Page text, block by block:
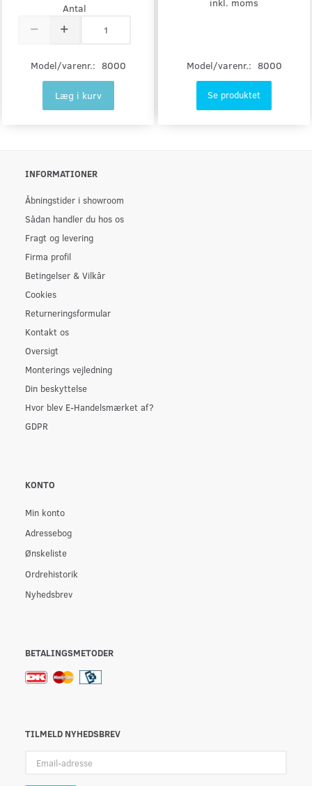
Antal
Model/varenr.: 8000
Læg i kurv
Model/varenr.: 8000
Se produktet
INFORMATIONER
Åbningstider i showroom
Sådan handler du hos os
Fragt og levering
Firma profil
Betingelser & Vilkår
Cookies
Returneringsformular
Kontakt os
Oversigt
Monterings vejledning
Din beskyttelse
Hvor blev E-Handelsmærket af?
GDPR
KONTO
Min konto
Adressebog
Ønskeliste
Ordrehistorik
Nyhedsbrev
BETALINGSMETODER
TILMELD NYHEDSBREV
adresse